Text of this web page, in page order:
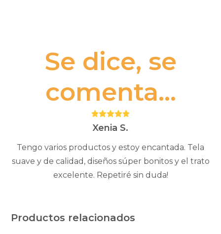
Se dice, se
comenta...
Puntuación:
5Xenia S.
Tengo varios productos y estoy encantada. Tela
suave y de calidad, diseños súper bonitos y el trato
excelente. Repetiré sin duda!
Productos relacionados